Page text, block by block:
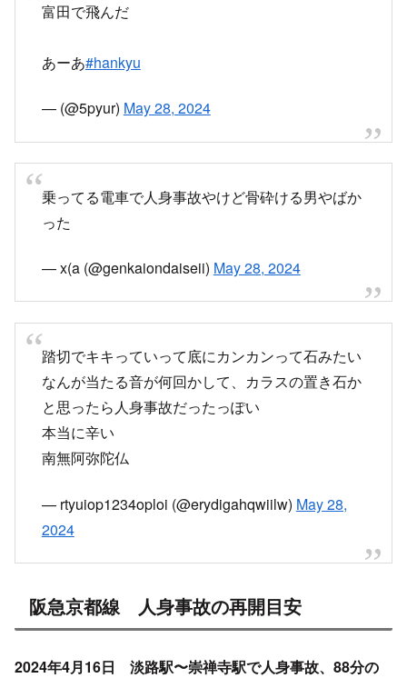
富田で飛んだ
あーあ#hankyu
— (@5pyur) May 28, 2024
乗ってる電車で人身事故やけど骨砕ける男やばか
った
— x(a (@genkaiondaiseii) May 28, 2024
踏切でキキっていって底にカンカンって石みたい
なんが当たる音が何回かして、カラスの置き石か
と思ったら人身事故だったっぽい
本当に辛い
南無阿弥陀仏
— rtyuiop1234oploi (@erydigahqwiilw) May 28,
2024
阪急京都線 人身事故の再開目安
2024年4月16日 淡路駅〜崇禅寺駅で人身事故、88分の